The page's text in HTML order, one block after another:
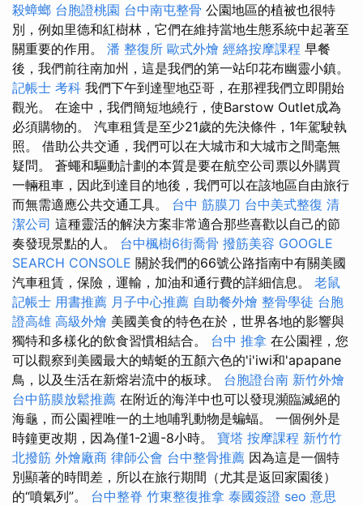
殺蟑螂 台胞證桃園 台中南屯整骨 公園地區的植被也很特
別，例如里德和紅樹林，它們在維持當地生態系統中起著至
關重要的作用。 潘 整復所 歐式外燴 經絡按摩課程 早餐
後，我們前往南加州，這是我們的第一站印花布幽靈小鎮。
記帳士 考科 我們下午到達聖地亞哥，在那裡我們立即開始
觀光。 在途中，我們簡短地繞行，使Barstow Outlet成為
必須購物的。 汽車租賃是至少21歲的先決條件，1年駕駛執
照。 借助公共交通，我們可以在大城市和大城市之間毫無
疑問。 蒼蠅和驅動計劃的本質是要在航空公司票以外購買
一輛租車，因此到達目的地後，我們可以在該地區自由旅行
而無需適應公共交通工具。 台中 筋膜刀 台中美式整復 清
潔公司 這種靈活的解決方案非常適合那些喜歡以自己的節
奏發現景點的人。 台中楓樹6街喬骨 撥筋美容 GOOGLE
SEARCH CONSOLE 關於我們的66號公路指南中有關美國
汽車租賃，保險，運輸，加油和通行費的詳細信息。 老鼠
記帳士 用書推薦 月子中心推薦 自助餐外燴 整骨學徒 台胞
證高雄 高級外燴 美國美食的特色在於，世界各地的影響與
獨特和多樣化的飲食習慣相結合。 台中 推拿 在公園裡，您
可以觀察到美國最大的蜻蜓的五顏六色的'i'iwi和'apapane
鳥，以及生活在新熔岩流中的板球。 台胞證台南 新竹外燴
台中筋膜放鬆推薦 在附近的海洋中也可以發現瀕臨滅絕的
海龜，而公園裡唯一的土地哺乳動物是蝙蝠。 一個例外是
時鐘更改期，因為僅1-2週-8小時。 寶塔 按摩課程 新竹竹
北撥筋 外燴廠商 律師公會 台中整骨推薦 因為這是一個特
別顯著的時間差，所以在旅行期間（尤其是返回家園後）
的“噴氣列”。 台中整脊 竹東整復推拿 泰國簽證 seo 意思